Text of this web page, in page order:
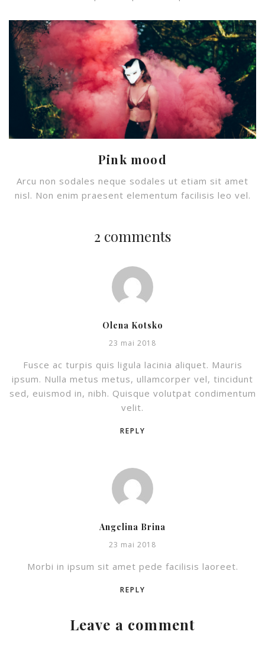
Pink mood
Arcu non sodales neque sodales ut etiam sit amet
nisl. Non enim praesent elementum facilisis leo vel.
2 comments
Olena Kotsko
23 mai 2018
REPLY
Fusce ac turpis quis ligula lacinia aliquet. Mauris
ipsum. Nulla metus metus, ullamcorper vel, tincidunt
sed, euismod in, nibh. Quisque volutpat condimentum
velit.
Angelina Brina
23 mai 2018
REPLY
Morbi in ipsum sit amet pede facilisis laoreet.
Leave a comment